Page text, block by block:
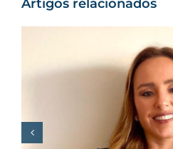
Artigos relacionados
F.
Sousa